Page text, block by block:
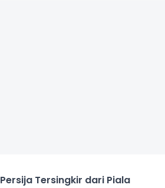
Persija Tersingkir dari Piala